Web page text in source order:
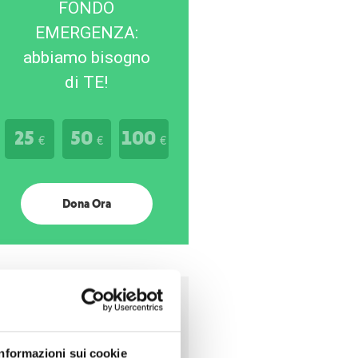
sui cookie
FONDO
EMERGENZA:
abbiamo bisogno
di TE!
25 € 50 € 100€
Dona Ora
Sei già un donatore
regolare?